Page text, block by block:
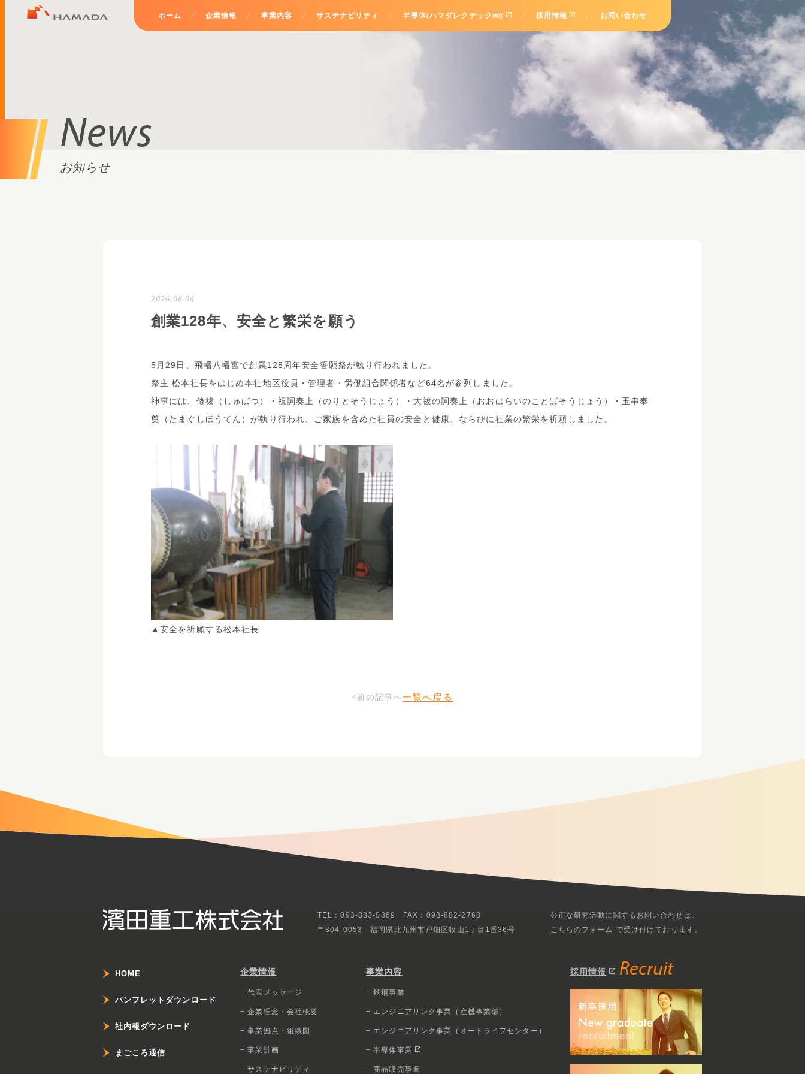
ホーム 企業情報 事業内容 サステナビリティ 半導体(ハマダレクテック㈱) open_in_new 採用情報 open_in_new お問い合わせ
News
お知らせ
2026.06.04
創業128年、安全と繁栄を願う
5月29日、飛幡八幡宮で創業128周年安全誓願祭が執り行われました。
祭主 松本社長をはじめ本社地区役員・管理者・労働組合関係者など64名が参列しました。
神事には、修祓（しゅばつ）・祝詞奏上（のりとそうじょう）・大祓の詞奏上（おおはらいのことばそうじょう）・玉串奉
奠（たまぐしほうてん）が執り行われ、ご家族を含めた社員の安全と健康、ならびに社業の繁栄を祈願しました。
▲安全を祈願する松本社長
前の記事へ一覧へ戻る
TEL：093-883-0369 FAX：093-882-2768
〒804-0053福岡県北九州市戸畑区牧山1丁目1番36号
公正な研究活動に関するお問い合わせは、
こちらのフォーム で受け付けております。
HOME
パンフレットダウンロード
社内報ダウンロード
まごころ通信
企業情報
− 代表メッセージ
− 企業理念・会社概要
− 事業拠点・組織図
− 事業計画
− サステナビリティ
事業内容
− 鉄鋼事業
− エンジニアリング事業（産機事業部）
− エンジニアリング事業（オートライフセンター）
− 半導体事業 open_in_new
− 商品販売事業
採用情報 open_in_new Recruit